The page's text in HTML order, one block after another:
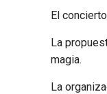
El
La
magia.
La